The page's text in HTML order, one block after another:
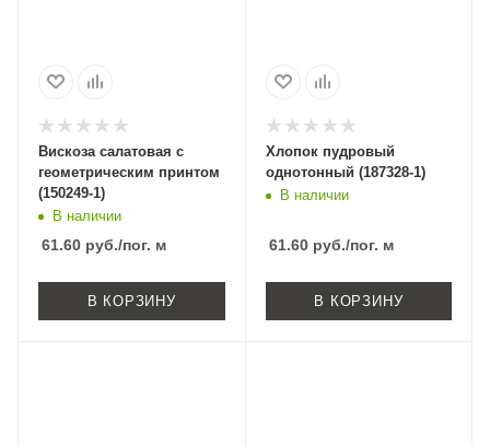
Вискоза салатовая с
геометрическим принтом
(150249-1)
В наличии
61.60 руб./пог. м
В КОРЗИНУ
Хлопок пудровый
однотонный (187328-1)
В наличии
61.60руб./пог. м
В КОРЗИНУ